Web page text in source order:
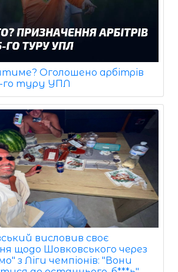
Оголошено арбітрів
го туру УПЛ
висловив своє
щодо Шовковського через
з Ліги чемпіонів: "Вони